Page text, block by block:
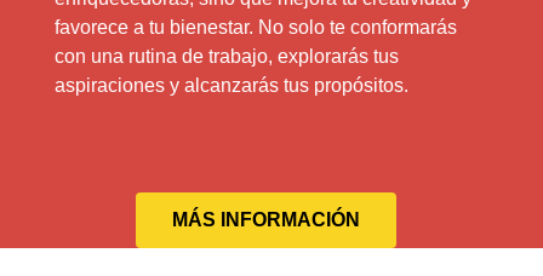
favorece a tu bienestar. No solo te conformarás
con una rutina de trabajo, explorarás tus
aspiraciones y alcanzarás tus propósitos.
MÁS INFORMACIÓN